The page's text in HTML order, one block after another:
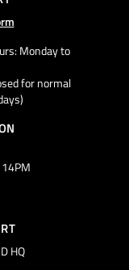
Monday to
for normal
HQ